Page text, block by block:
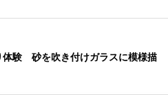
体験 砂を吹き付けガラスに模様描